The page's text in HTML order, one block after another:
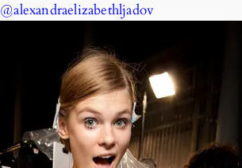
@alexandraelizabethljadov